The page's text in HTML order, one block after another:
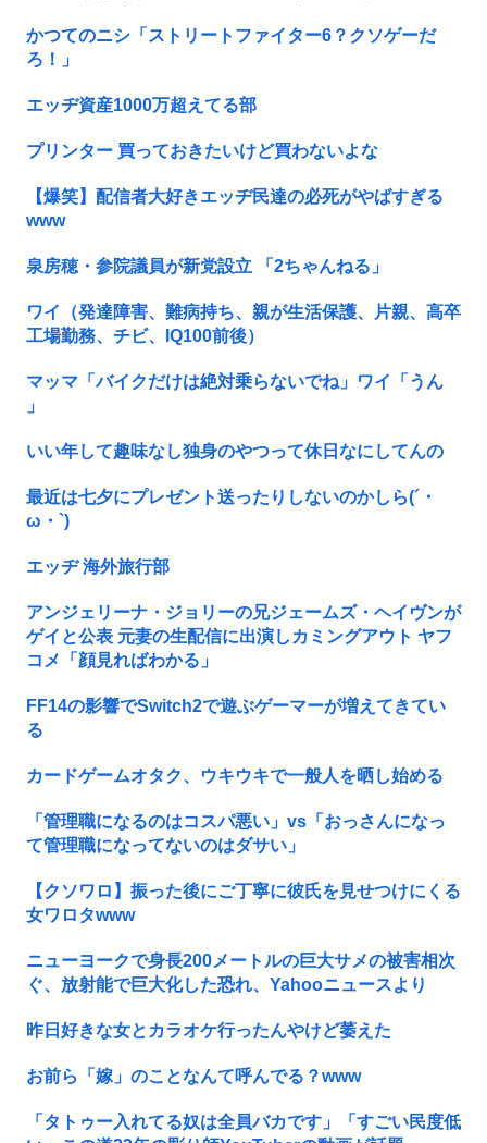
かつてのニシ「ストリートファイター6？クソゲーだ
ろ！」
エッヂ資産1000万超えてる部
プリンター 買っておきたいけど買わないよな
【爆笑】配信者大好きエッヂ民達の必死がやばすぎる
www
泉房穂・参院議員が新党設立 「2ちゃんねる」
ワイ（発達障害、難病持ち、親が生活保護、片親、高卒
工場勤務、チビ、IQ100前後）
マッマ「バイクだけは絶対乗らないでね」ワイ「うん
」
いい年して趣味なし独身のやつって休日なにしてんの
最近は七夕にプレゼント送ったりしないのかしら(´・
ω・`)
エッヂ 海外旅行部
アンジェリーナ・ジョリーの兄ジェームズ・ヘイヴンが
ゲイと公表 元妻の生配信に出演しカミングアウト ヤフ
コメ「顔見ればわかる」
FF14の影響でSwitch2で遊ぶゲーマーが増えてきてい
る
カードゲームオタク、ウキウキで一般人を晒し始める
「管理職になるのはコスパ悪い」vs「おっさんになっ
て管理職になってないのはダサい」
【クソワロ】振った後にご丁寧に彼氏を見せつけにくる
女ワロタwww
ニューヨークで身長200メートルの巨大サメの被害相次
ぐ、放射能で巨大化した恐れ、Yahooニュースより
昨日好きな女とカラオケ行ったんやけど萎えた
お前ら「嫁」のことなんて呼んでる？www
「タトゥー入れてる奴は全員バカです」「すごい民度低